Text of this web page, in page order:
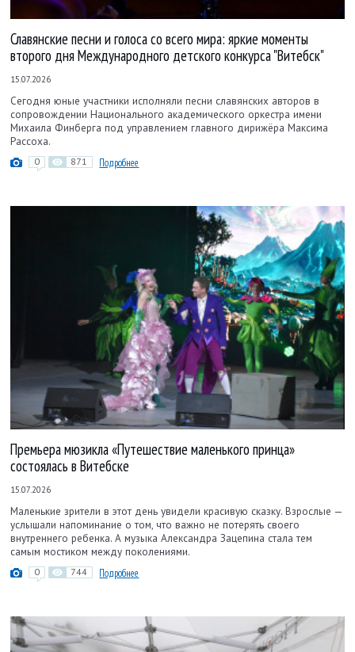
Славянские песни и голоса со всего мира: яркие моменты
второго дня Международного детского конкурса "Витебск"
15.07.2026
Сегодня юные участники исполняли песни славянских авторов в
сопровождении Национального академического оркестра имени
Михаила Финберга под управлением главного дирижёра Максима
Рассоха.
0 871 Подробнее
Премьера мюзикла «Путешествие маленького принца»
состоялась в Витебске
15.07.2026
Маленькие зрители в этот день увидели красивую сказку. Взрослые —
услышали напоминание о том, что важно не потерять своего
внутреннего ребенка. А музыка Александра Зацепина стала тем
самым мостиком между поколениями.
0 744 Подробнее